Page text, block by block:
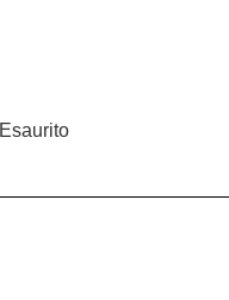
Esaurito